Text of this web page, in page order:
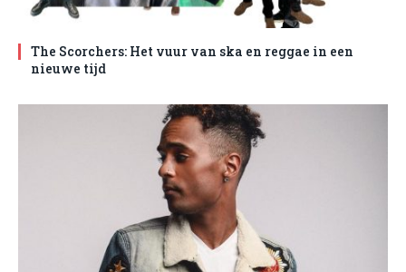
The Scorchers: Het vuur van ska en reggae in een
nieuwe tijd